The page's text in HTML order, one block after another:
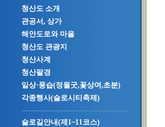
청산도 소개
관공서, 상가
해안도로와 마을
청산도 관광지
청산사계
청산팔경
일상·풍습(정월굿,꽃상여,초분)
각종행사(슬로시티축제)
슬로길안내(제1~11코스)